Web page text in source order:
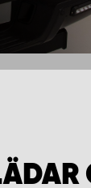
ARÖD